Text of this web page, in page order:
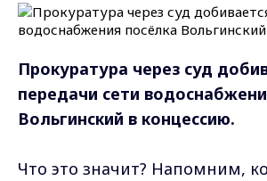
Прокуратура через суд
передачи сети
Вольгинский в концессию.
Что это значит? Напомним,